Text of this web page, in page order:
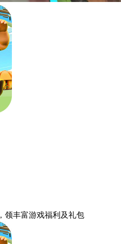
，领丰富游戏福利 及礼包